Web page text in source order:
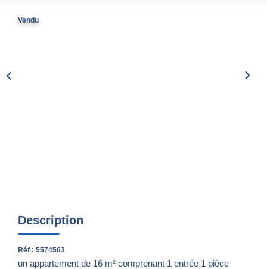
Vendu
Description
Réf : 5574563
un appartement de 16 m² comprenant 1 entrée 1 pièce